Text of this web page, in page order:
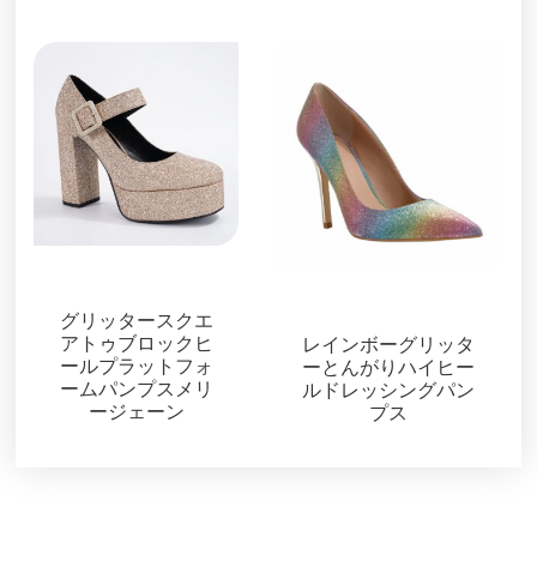
グリッタースクエ
アトゥブロックヒ
ールプラットフォ
ームパンプスメリ
ージェーン
レインボーグリッタ
ーとんがりハイヒー
ルドレッシングパン
プス